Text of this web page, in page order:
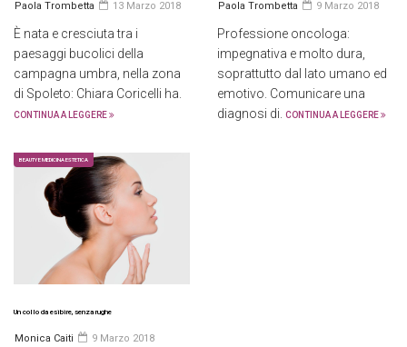
Paola Trombetta 13 Marzo 2018
È nata e cresciuta tra i
paesaggi bucolici della
campagna umbra, nella zona
di Spoleto: Chiara Coricelli ha.
CONTINUA A LEGGERE
Paola Trombetta 9 Marzo 2018
Professione oncologa:
impegnativa e molto dura,
soprattutto dal lato umano ed
emotivo. Comunicare una
diagnosi di.
CONTINUA A LEGGERE
BEAUTY E MEDICINA ESTETICA
Un collo da esibire, senza rughe
Monica Caiti 9 Marzo 2018